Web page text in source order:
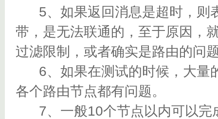
5、如果返回消息是超时，则
带，是无法联通的，至于原因，
过滤限制，或者确实是路由的问
6、如果在测试的时候，大量
各个路由节点都有问题。
7、一般10个节点以内可以完